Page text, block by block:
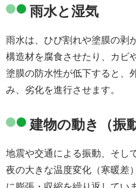
雨水と湿気
雨水は、ひび割れや塗膜の剥
構造材を腐食させたり、カビ
塗膜の防水性が低下すると、
み、劣化を進行させます。
建物の動き（振
地震や交通による振動、そし
夜の大きな温度変化（寒暖差